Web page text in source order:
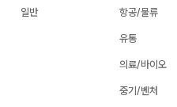
일반 항공/물류
유통
의료/바이오
중기/벤처